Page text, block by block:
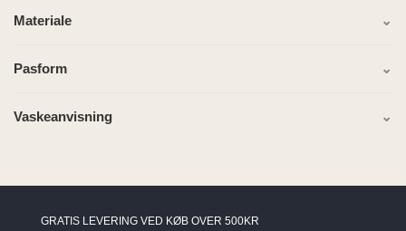
Materiale
Pasform
Vaskeanvisning
GRATIS LEVERING VED KØB OVER 500KR